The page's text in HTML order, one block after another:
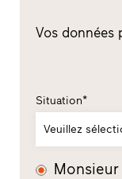
Vos données
Situation*
Veuillez
Monsieur